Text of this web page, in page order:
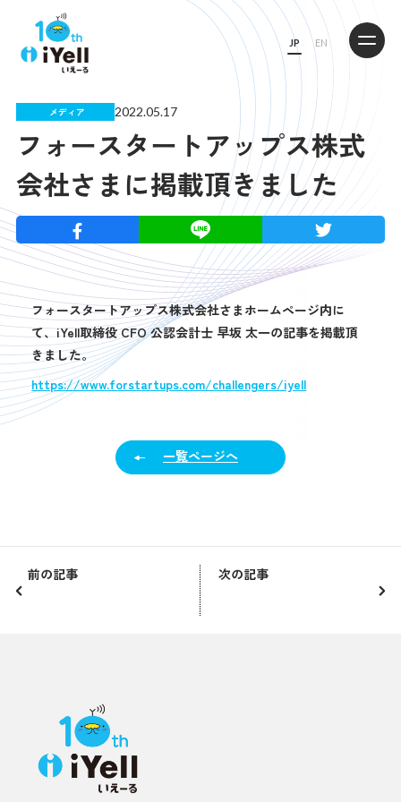
JP EN
メディア 2022.05.17
フォースタートアップス株式
会社さまに掲載頂きました
フォースタートアップス株式会社さまホームページ内に
て、iYell取締役 CFO 公認会計士 早坂 太一の記事を掲載頂
きました。
https://www.forstartups.com/challengers/iyell
一覧ページへ
前の記事 次の記事